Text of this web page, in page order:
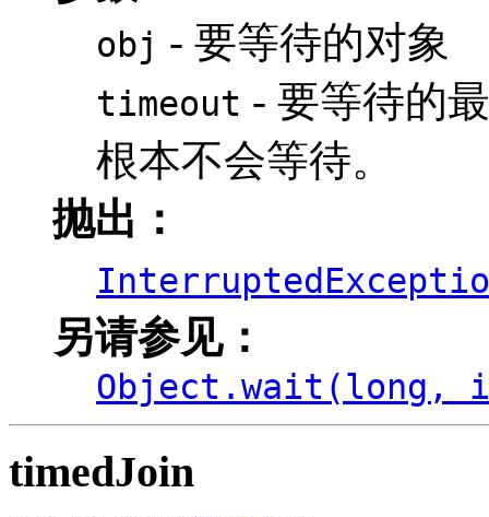
obj - 要等待的对象
timeout - 要等待的
根本不会等待。
抛出：
另请参见：
Object.wait(long,
timedJoin